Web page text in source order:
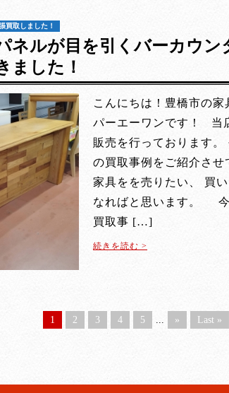
買取しました！
ネルが目を引くバーカウン
ました！
こんにちは！豊橋市の
パーエーワンです！ 当
販売を行っております
の買取事例をご紹介さ
家具をを売りたい、 買
なればと思います。 今
買取事 […]
続きを読む >
1 2 3 4 5 ... » Last »